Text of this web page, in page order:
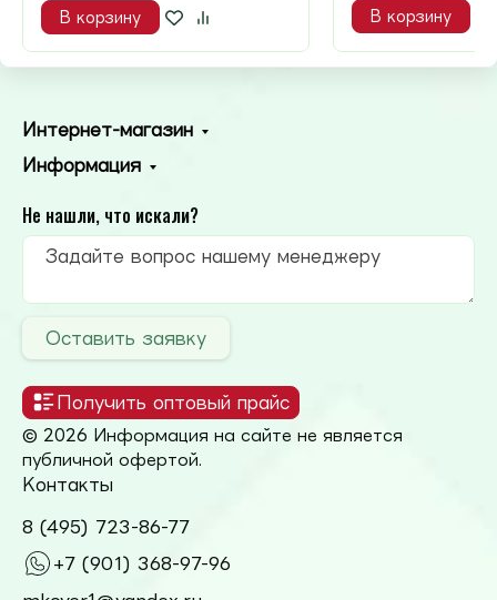
В корзину В корзину
Интернет-магазин
Информация
Не нашли, что искали?
Оставить заявку
Получить оптовый прайс
© 2026 Информация на сайте не является
публичной офертой.
Контакты
8 (495) 723-86-77
+7 (901) 368-97-96